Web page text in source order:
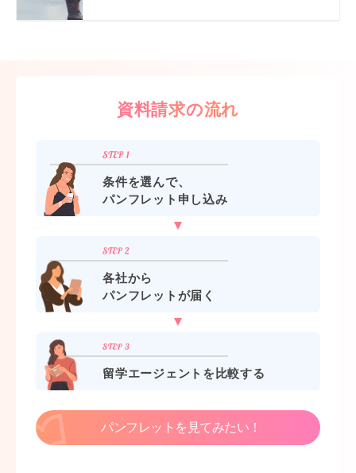
資料請求の流れ
条件を選んで、
パンフレット申し込み
各社から
パンフレットが届く
留学エージェントを比較する
パンフレットを見てみたい！